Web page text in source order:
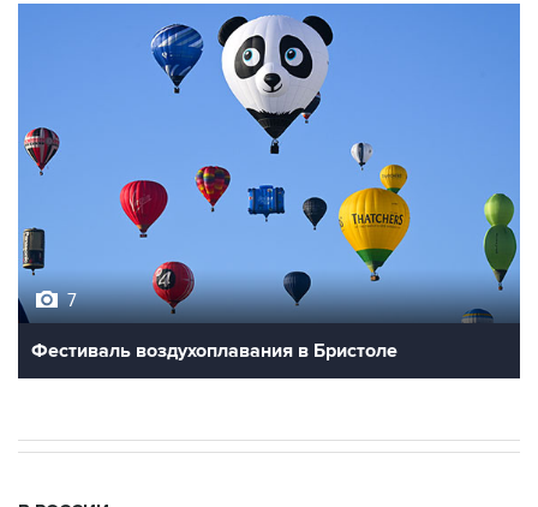
Фестиваль воздухоплавания в Бристоле